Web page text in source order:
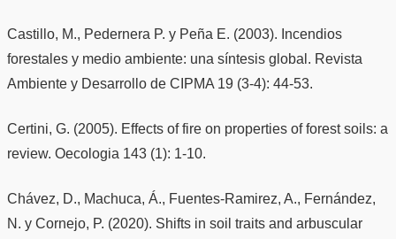
Castillo, M., Pedernera P. y Peña E. (2003). Incendios
forestales y medio ambiente: una síntesis global. Revista
Ambiente y Desarrollo de CIPMA 19 (3-4): 44-53.
Certini, G. (2005). Effects of fire on properties of forest soils: a
review. Oecologia 143 (1): 1-10.
Chávez, D., Machuca, Á., Fuentes-Ramirez, A., Fernández,
N. y Cornejo, P. (2020). Shifts in soil traits and arbuscular